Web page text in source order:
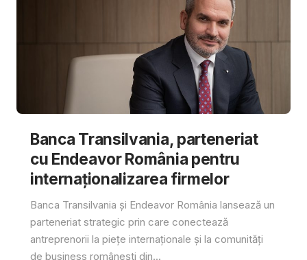
Banca Transilvania, parteneriat
cu Endeavor România pentru
internaționalizarea firmelor
Banca Transilvania și Endeavor România lansează un
parteneriat strategic prin care conectează
antreprenorii la piețe internaționale și la comunități
de business românești din...